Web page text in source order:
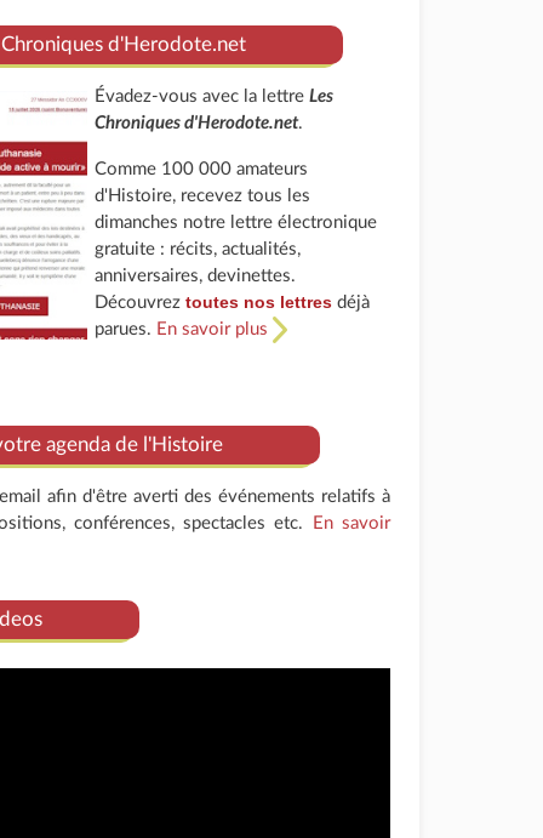
Chroniques d'Herodote.net
Évadez-vous avec la lettreLes
Chroniques d'Herodote.net.
Comme 100 000 amateurs
d'Histoire, recevez tous les
dimanches notre lettre électronique
gratuite : récits, actualités,
anniversaires, devinettes.
Découvreztoutes nos lettres déjà
parues. En savoir plus
agenda de l'Histoire
afin d'être averti des événements relatifs à
conférences, spectacles etc.
En savoir